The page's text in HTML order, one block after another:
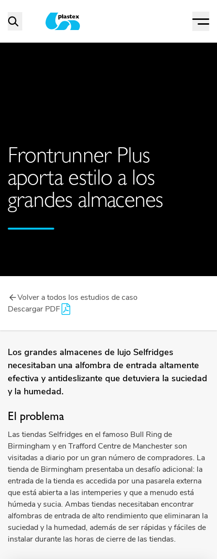
Menu
Frontrunner Plus
aporta estilo a los
grandes almacenes
Volver a todos los estudios de caso
Descargar PDF
Los grandes almacenes de lujo Selfridges
necesitaban una alfombra de entrada altamente
efectiva y antideslizante que detuviera la suciedad
y la humedad.
El problema
Las tiendas Selfridges en el famoso Bull Ring de
Birmingham y en Trafford Centre de Manchester son
visitadas a diario por un gran número de compradores. La
tienda de Birmingham presentaba un desafío adicional: la
entrada de la tienda es accedida por una pasarela externa
que está abierta a las intemperies y que a menudo está
húmeda y sucia. Ambas tiendas necesitaban encontrar
alfombras de entrada de alto rendimiento que eliminaran la
suciedad y la humedad, además de ser rápidas y fáciles de
instalar durante las horas de cierre de las tiendas.